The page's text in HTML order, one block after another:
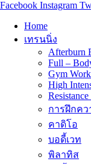
Facebook Instagram
Home
เทรนนิ่ง
Afterburn
Full –
Gym
High
การฝึกค
คาดิโอ
บอดี้เวท
พิลาทิส